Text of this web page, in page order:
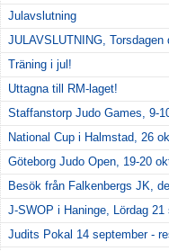
Julavslutning
JULAVSLUTNING, Torsdagen
Träning i jul!
Uttagna till RM-laget!
Staffanstorp Judo Games, 9-
National Cup i Halmstad, 26
Göteborg Judo Open, 19-20
Besök från Falkenbergs JK,
J-SWOP i Haninge, Lördag 21
Judits Pokal 14 september -